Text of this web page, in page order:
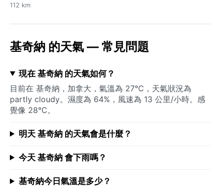
112 km
基奇納 的天氣 — 常見問題
現在 基奇納 的天氣如何？
目前在 基奇納，加拿大，氣溫為 27°C，天氣狀況為
partly cloudy。濕度為 64%，風速為 13 公里/小時。感
覺像 28°C。
明天 基奇納 的天氣會是什麼？
今天 基奇納 會下雨嗎？
基奇納今日氣溫是多少？